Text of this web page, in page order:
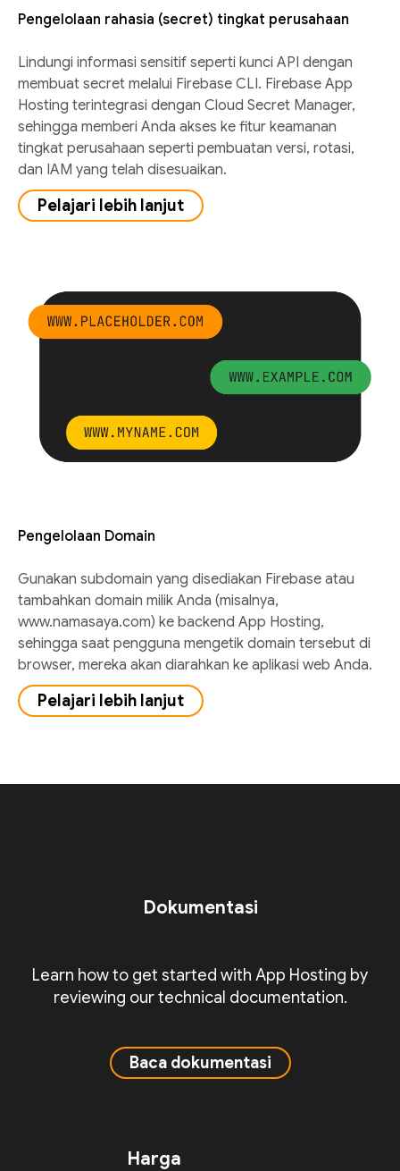
Pengelolaan rahasia (secret) tingkat perusahaan
Lindungi informasi sensitif seperti kunci API dengan
membuat secret melalui Firebase CLI. Firebase App
Hosting terintegrasi dengan Cloud Secret Manager,
sehingga memberi Anda akses ke fitur keamanan
tingkat perusahaan seperti pembuatan versi, rotasi,
dan IAM yang telah disesuaikan.
Pelajari lebih lanjut
Pengelolaan Domain
Gunakan subdomain yang disediakan Firebase atau
tambahkan domain milik Anda (misalnya,
www.namasaya.com) ke backend App Hosting,
sehingga saat pengguna mengetik domain tersebut di
browser, mereka akan diarahkan ke aplikasi web Anda.
Pelajari lebih lanjut
Dokumentasi
Learn how to get started with App Hosting by
reviewing our technical documentation.
Baca dokumentasi
Harga